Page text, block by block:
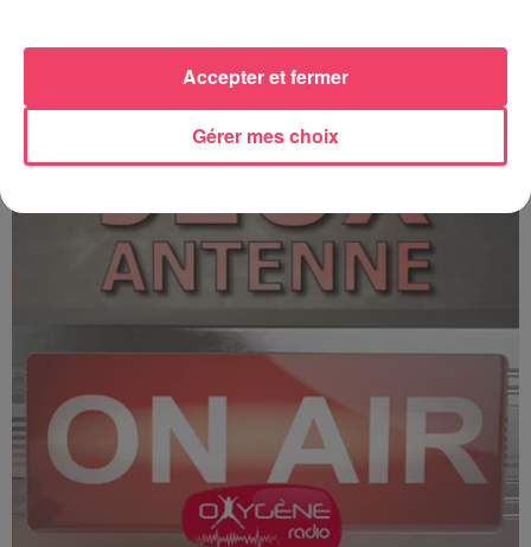
C'est plus ou c'est moins ? - 17 06 2026
Gérer mes choix
Accepter et fermer